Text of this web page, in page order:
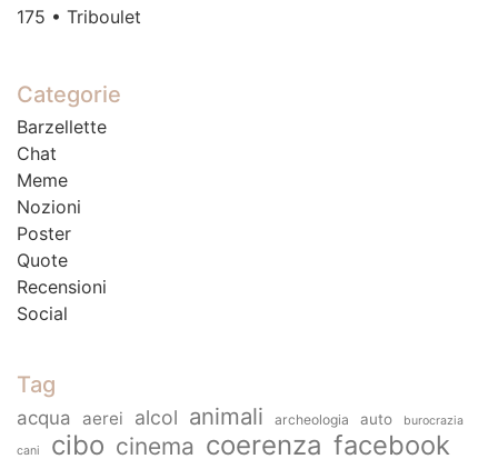
175 • Triboulet
Categorie
Barzellette
Chat
Meme
Nozioni
Poster
Quote
Recensioni
Social
Tag
acqua aerei alcol animali archeologia auto burocrazia
cani cibo cinema coerenza facebook